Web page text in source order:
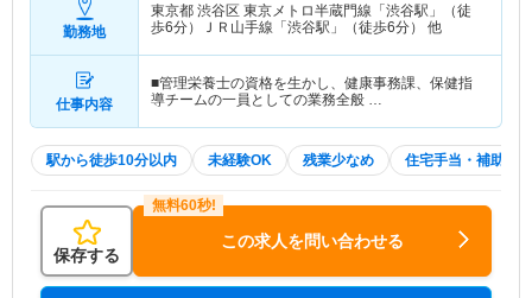
勤務地
東京都 渋谷区 東京メトロ半蔵門線「渋谷駅」（徒
歩6分）ＪＲ山手線「渋谷駅」（徒歩6分） 他
仕事内容
■管理栄養士の資格を生かし、健康事務課、保健指
導チームの一員としての業務全般 …
駅から徒歩10分以内 未経験OK 残業少なめ 住宅手当・補助
保存する
この求人を問い合わせる